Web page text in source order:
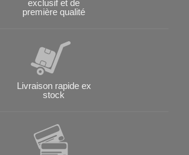
exclusif et de
première qualité
Livraison rapide ex
stock